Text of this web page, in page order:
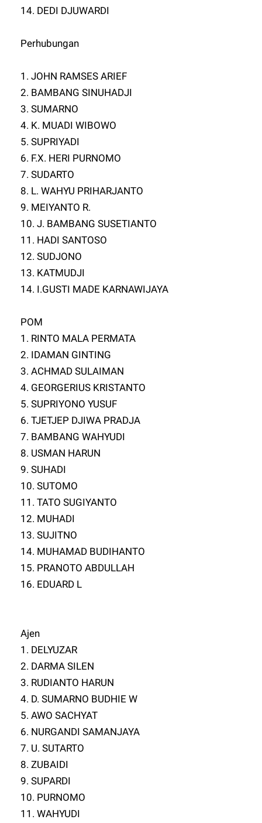
14. DEDI DJUWARDI
Perhubungan
1. JOHN RAMSES ARIEF
2. BAMBANG SINUHADJI
3. SUMARNO
4. K. MUADI WIBOWO
5. SUPRIYADI
6. F.X. HERI PURNOMO
7. SUDARTO
8. L. WAHYU PRIHARJANTO
9. MEIYANTO R.
10. J. BAMBANG SUSETIANTO
11. HADI SANTOSO
12. SUDJONO
13. KATMUDJI
14. I.GUSTI MADE KARNAWIJAYA
POM
1. RINTO MALA PERMATA
2. IDAMAN GINTING
3. ACHMAD SULAIMAN
4. GEORGERIUS KRISTANTO
5. SUPRIYONO YUSUF
6. TJETJEP DJIWA PRADJA
7. BAMBANG WAHYUDI
8. USMAN HARUN
9. SUHADI
10. SUTOMO
11. TATO SUGIYANTO
12. MUHADI
13. SUJITNO
14. MUHAMAD BUDIHANTO
15. PRANOTO ABDULLAH
16. EDUARD L
Ajen
1. DELYUZAR
2. DARMA SILEN
3. RUDIANTO HARUN
4. D. SUMARNO BUDHIE W
5. AWO SACHYAT
6. NURGANDI SAMANJAYA
7. U. SUTARTO
8. ZUBAIDI
9. SUPARDI
10. PURNOMO
11. WAHYUDI